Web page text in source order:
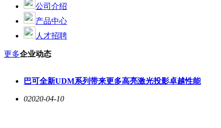
公司介绍
产品中心
人才招聘
更多企业动态
巴可全新UDM系列带来更多高亮激光投影卓越性能
02020-04-10